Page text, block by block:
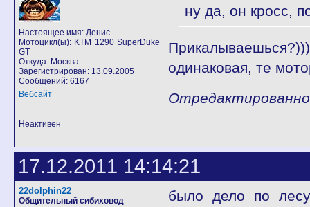
Настоящее имя: Денис
Мотоцикл(ы): KTM 1290 SuperDuke
GT
Откуда: Москва
Зарегистрирован: 13.09.2005
Сообщений: 6167
Вебсайт
ну да, он кросс,
одинаковая, те
Отредактированно
Неактивен
17.12.2011 14:14:21
22dolphin22
Общительный сибиховод
было дело по